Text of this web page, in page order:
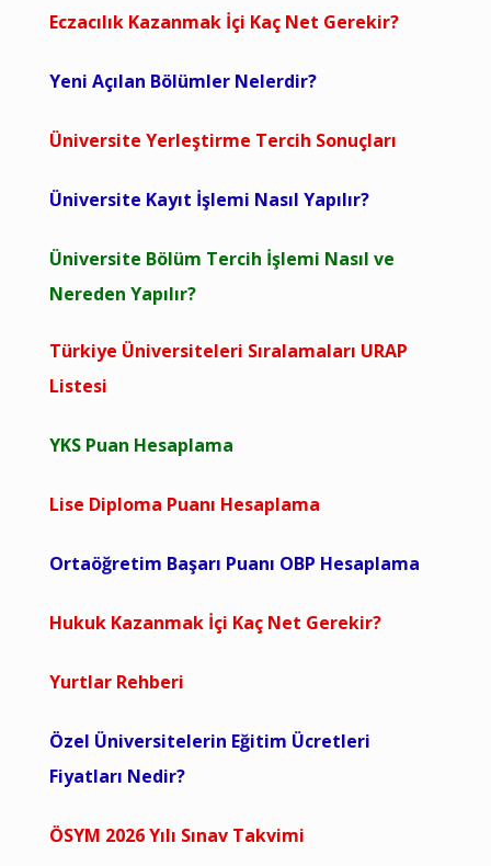
Eczacılık Kazanmak İçi Kaç Net Gerekir?
Yeni Açılan Bölümler Nelerdir?
Üniversite Yerleştirme Tercih Sonuçları
Üniversite Kayıt İşlemi Nasıl Yapılır?
Üniversite Bölüm Tercih İşlemi Nasıl ve
Nereden Yapılır?
Türkiye Üniversiteleri Sıralamaları URAP
Listesi
YKS Puan Hesaplama
Lise Diploma Puanı Hesaplama
Ortaöğretim Başarı Puanı OBP Hesaplama
Hukuk Kazanmak İçi Kaç Net Gerekir?
Yurtlar Rehberi
Özel Üniversitelerin Eğitim Ücretleri
Fiyatları Nedir?
ÖSYM 2026 Yılı Sınav Takvimi